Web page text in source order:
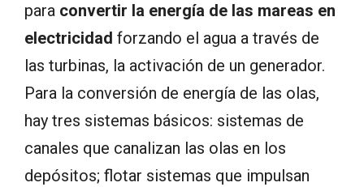
para convertir la energía de las mareas en
electricidad forzando el agua a través de
las turbinas, la activación de un generador.
Para la conversión de energía de las olas,
hay tres sistemas básicos: sistemas de
canales que canalizan las olas en los
depósitos; flotar sistemas que impulsan